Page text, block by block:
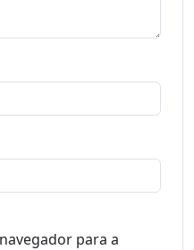
para a